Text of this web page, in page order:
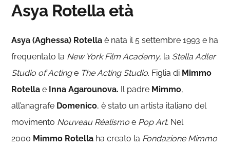
Asya Rotella età
Asya (Aghessa) Rotellaè nata il 5 settembre 1993 e ha
frequentato la New York Film Academy, la Stella Adler
Studio of Actinge The Acting Studio. Figlia di Mimmo
Rotellae Inna Agarounova. Il padre Mimmo,
all’anagrafe Domenico, è stato un artista italiano del
movimento Nouveau Réalismoe Pop Art. Nel
2000 Mimmo Rotella ha creato la Fondazione Mimmo